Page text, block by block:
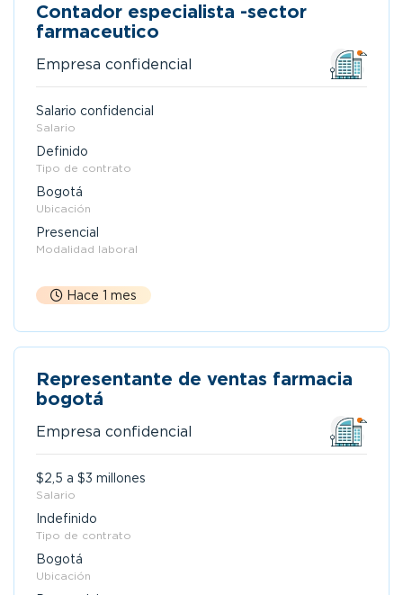
Contador especialista -sector
farmaceutico
Empresa confidencial
Salario confidencial
Salario
Definido
Tipo de contrato
Bogotá
Ubicación
Presencial
Modalidad laboral
Hace 1 mes
Representante de ventas farmacia
bogotá
Empresa confidencial
$2,5 a $3 millones
Salario
Indefinido
Tipo de contrato
Bogotá
Ubicación